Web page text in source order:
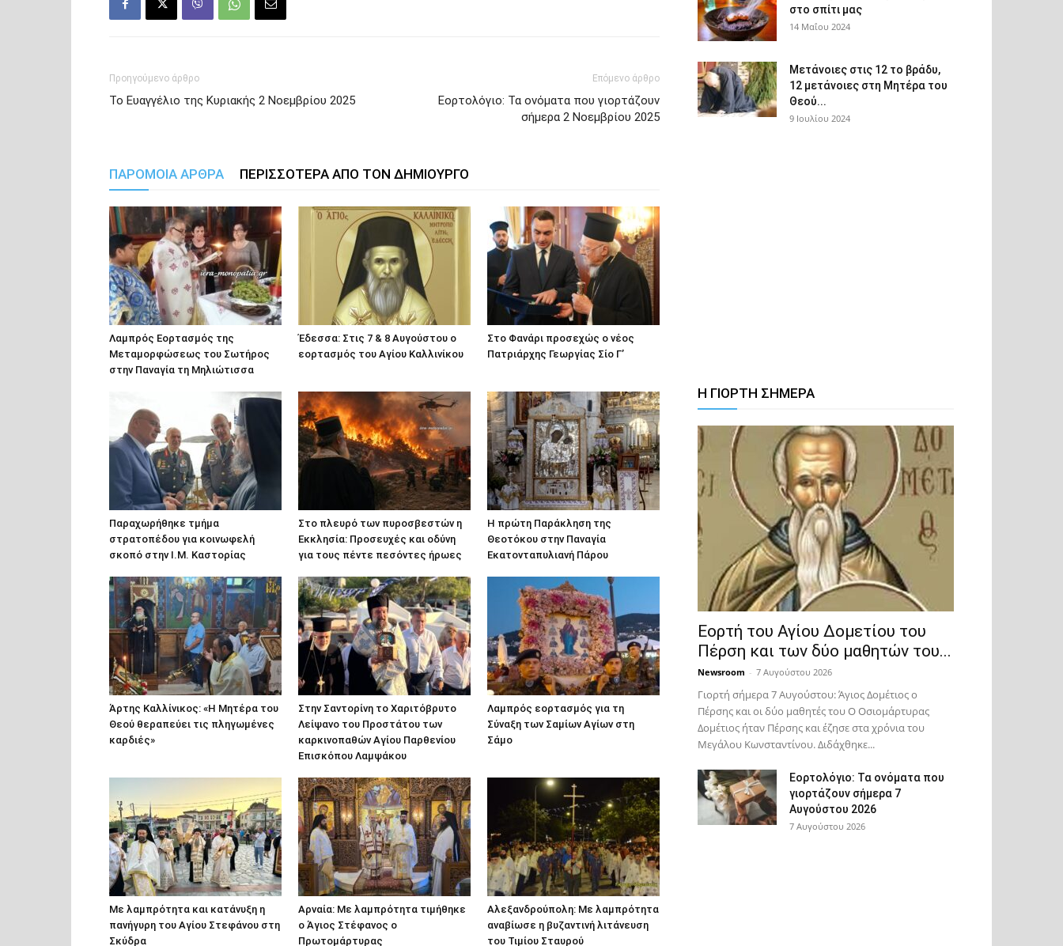
Προηγούμενο άρθρο
Το Ευαγγέλιο της Κυριακής 2 Νοεμβρίου 2025
Επόμενο άρθρο
Εορτολόγιο: Τα ονόματα που γιορτάζουν
σήμερα 2 Νοεμβρίου 2025
ΠΑΡΟΜΟΙΑ ΑΡΘΡΑ ΠΕΡΙΣΣΟΤΕΡΑ ΑΠΟ ΤΟΝ ΔΗΜΙΟΥΡΓΟ
Λαμπρός Εορτασμός της
Μεταμορφώσεως του Σωτήρος
στην Παναγία τη Μηλιώτισσα
Έδεσσα: Στις 7 & 8 Αυγούστου ο
εορτασμός του Αγίου Καλλινίκου
Στο Φανάρι προσεχώς ο νέος
Πατριάρχης Γεωργίας Σίο Γ’
Παραχωρήθηκε τμήμα
στρατοπέδου για κοινωφελή
σκοπό στην Ι.Μ. Καστορίας
Στο πλευρό των πυροσβεστών η
Εκκλησία: Προσευχές και οδύνη
για τους πέντε πεσόντες ήρωες
Η πρώτη Παράκληση της
Θεοτόκου στην Παναγία
Εκατονταπυλιανή Πάρου
Άρτης Καλλίνικος: «Η Μητέρα του
Θεού θεραπεύει τις πληγωμένες
καρδιές»
Στην Σαντορίνη το Χαριτόβρυτο
Λείψανο του Προστάτου των
καρκινοπαθών Αγίου Παρθενίου
Επισκόπου Λαμψάκου
Λαμπρός εορτασμός για τη
Σύναξη των Σαμίων Αγίων στη
Σάμο
Με λαμπρότητα και κατάνυξη η
πανήγυρη του Αγίου Στεφάνου στη
Σκύδρα
Αρναία: Με λαμπρότητα τιμήθηκε
ο Άγιος Στέφανος ο
Πρωτομάρτυρας
Αλεξανδρούπολη: Με λαμπρότητα
αναβίωσε η βυζαντινή λιτάνευση
του Τιμίου Σταυρού
στο σπίτι μας
14 Μαΐου 2024
Μετάνοιες στις 12 το βράδυ,
12 μετάνοιες στη Μητέρα του
Θεού...
9 Ιουλίου 2024
Η ΓΙΟΡΤΗ ΣΗΜΕΡΑ
Εορτή του Αγίου Δομετίου του
Πέρση και των δύο μαθητών του...
Newsroom - 7 Αυγούστου 2026
Γιορτή σήμερα 7 Αυγούστου: Άγιος Δομέτιος ο
Πέρσης και οι δύο μαθητές του Ο Oσιομάρτυρας
Δομέτιος ήταν Πέρσης και έζησε στα χρόνια του
Μεγάλου Κωνσταντίνου. Διδάχθηκε...
Εορτολόγιο: Τα ονόματα που
γιορτάζουν σήμερα 7
Αυγούστου 2026
7 Αυγούστου 2026